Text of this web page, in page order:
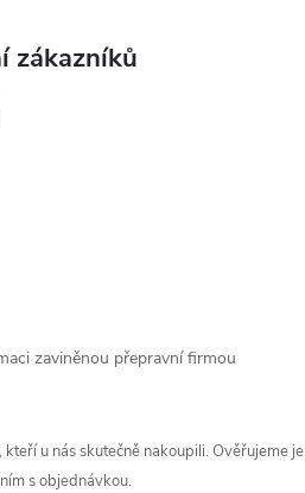
zákazníků
zaviněnou přepravní firmou
u nás skutečně nakoupili. Ověřujeme je
s objednávkou.